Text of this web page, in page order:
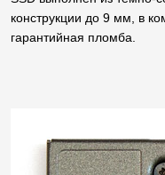
конструкции до 9 мм, в
гарантийная пломба.